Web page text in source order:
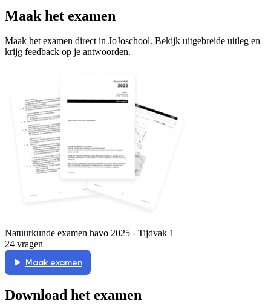
Maak het examen
Maak het examen direct in JoJoschool. Bekijk uitgebreide uitleg en
krijg feedback op je antwoorden.
Natuurkunde examen havo 2025 - Tijdvak 1
24 vragen
Maak examen
Download het examen